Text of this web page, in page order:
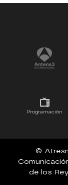
Antena 3
Tu cara
Programación
©
de los